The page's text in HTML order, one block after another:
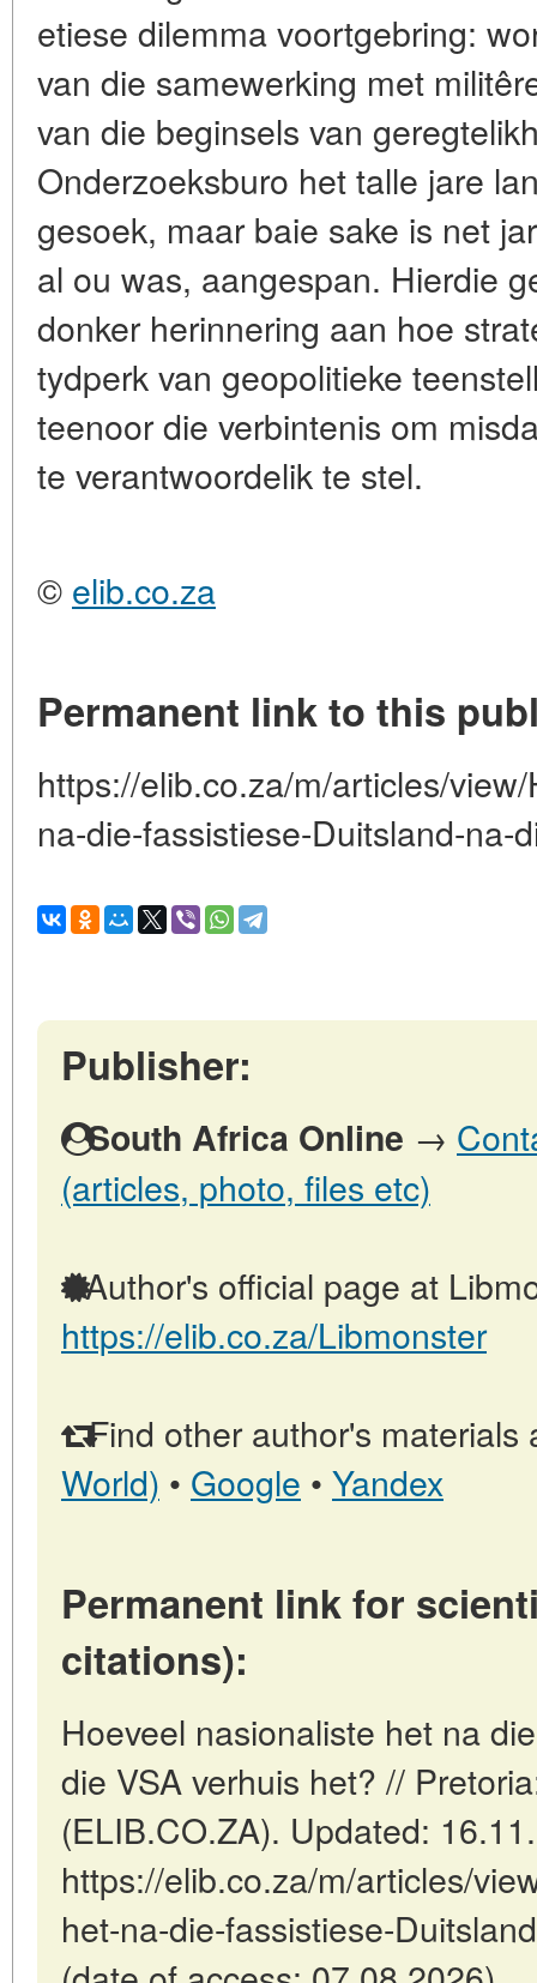
etiese dilemma voortgebring:
van die samewerking met
van die beginsels van
Onderzoeksburo het talle jare
gesoek, maar baie sake is net
al ou was, aangespan. Hierdie
donker herinnering aan hoe
tydperk van geopolitieke
teenoor die verbintenis om
te verantwoordelik te stel.
© elib.co.za
Permanent link to this
https://elib.co.za/m/articles/
na-die-fassistiese-Duitsland-na-
Publisher:
South Africa Online →
(articles, photo, files etc)
Author's official page at
https://elib.co.za/Libmonster
Find other author's materials
World) • Google • Yandex
Permanent link for
citations):
Hoeveel nasionaliste het na
die VSA verhuis het? //
(ELIB.CO.ZA). Updated:
https://elib.co.za/m/articles/
het-na-die-fassistiese-